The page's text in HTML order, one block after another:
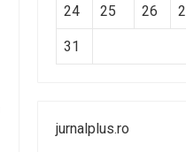
24 25 26
31
jurnalplus.ro